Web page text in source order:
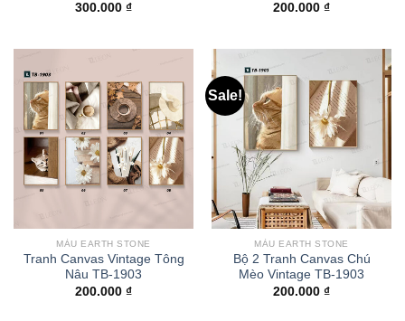
300.000 ₫
200.000 ₫
MÀU EARTH STONE
Tranh Canvas Vintage Tông
Nâu TB-1903
200.000 ₫
Sale!
MÀU EARTH STONE
Bộ 2 Tranh Canvas Chú
Mèo Vintage TB-1903
200.000 ₫